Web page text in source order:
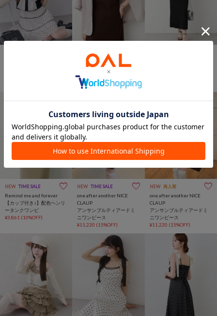
Remind me and forever
【カップ付き♪】配色ヘンリ
ータンクワンピ
¥3,861(10%OFF)
NEW TIME SALE
Remind me and forever
【カップ付き♪】配色ヘンリ
ータンクワンピ
¥3,861 (10%OFF)
NEW TIME SALE
one after another NICE
CLAUP
アンサンブルティアードミ
ニワンピース
¥11,220 (15%OFF)
NEW 再入荷
one after another NICE
CLAUP
アンサンブルティアードミ
ニワンピース
¥11,220 (15%OFF)